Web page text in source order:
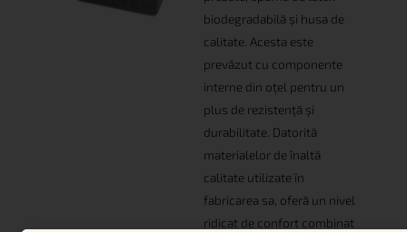
biodegradabilă și husa de
calitate. Acesta este
prevăzut cu componente
interne din oțel pentru un
plus de rezistență și
durabilitate. Datorită
materialelor de înaltă
calitate utilizate în
fabricarea sa, oferă un nivel
ridicat de confort combinat
*Nu este valabil pentru produse promotionale